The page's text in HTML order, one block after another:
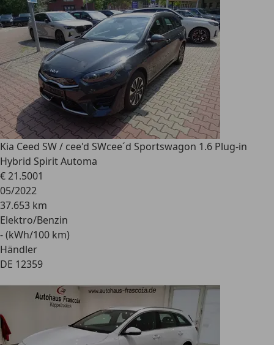
Kia Ceed SW / cee'd SWcee´d Sportswagon 1.6 Plug-in
Hybrid Spirit Automa
€ 21.5001
05/2022
37.653 km
Elektro/Benzin
- (kWh/100 km)
Händler
DE 12359